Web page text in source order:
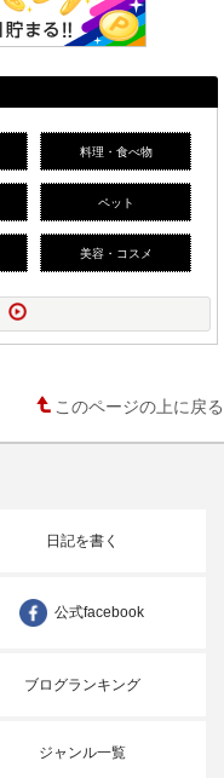
料理・食べ物
ペット
美容・コスメ
このページの上に戻る
日記を書く
公式facebook
ブログランキング
ジャンル一覧